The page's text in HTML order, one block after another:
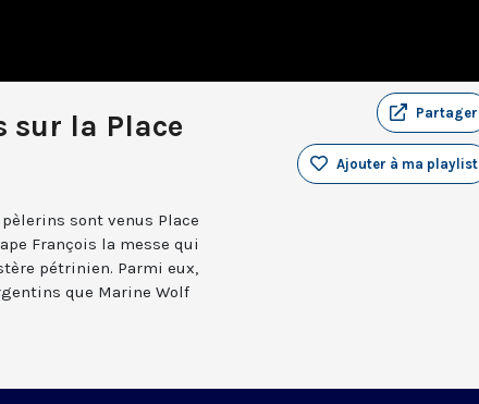
sur la Place
Partager
Ajouter à ma playlist
sont venus Place
François la messe qui
pétrinien. Parmi eux,
que Marine Wolf